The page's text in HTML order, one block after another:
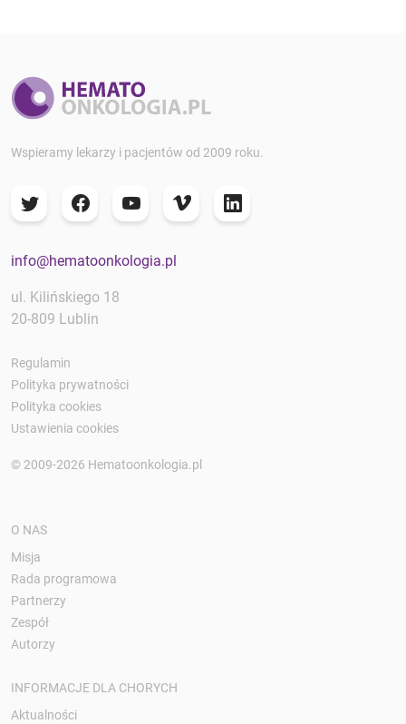
Wspieramy lekarzy i pacjentów od 2009 roku.
info@hematoonkologia.pl
ul. Kilińskiego 18
20-809 Lublin
Regulamin
Polityka prywatności
Polityka cookies
Ustawienia cookies
© 2009-2026 Hematoonkologia.pl
O NAS
Misja
Rada programowa
Partnerzy
Zespół
Autorzy
INFORMACJE DLA CHORYCH
Aktualności